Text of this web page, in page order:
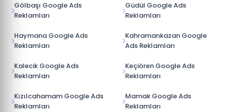
Gölbaşı Google Ads
Reklamları
Güdül Google Ads
Reklamları
Haymana Google Ads
Reklamları
Kahramankazan Google
Ads Reklamları
Kalecik Google Ads
Reklamları
Keçiören Google Ads
Reklamları
Kızılcahamam Google Ads
Reklamları
Mamak Google Ads
Reklamları